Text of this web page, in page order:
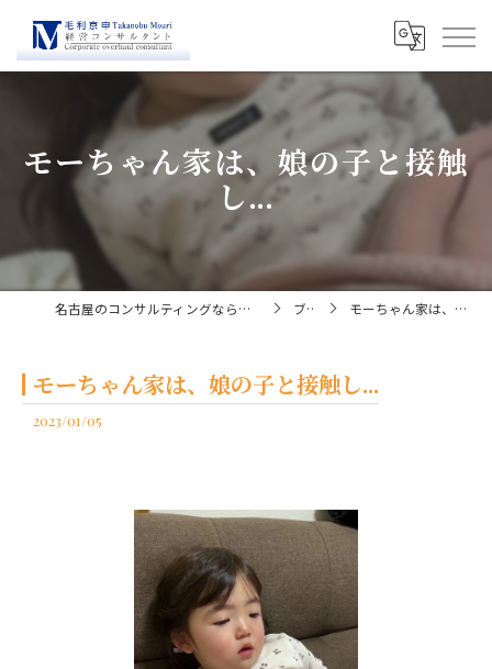
モーちゃん家は、娘の子と接触
し...
名古屋のコンサルティングなら経営コンサルタント毛利京申 ブログ モーちゃん家は、娘の子と接触し...
モーちゃん家は、娘の子と接触し...
2023/01/05